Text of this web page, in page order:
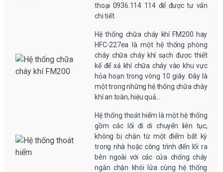
thoại 0936.114 114 để được tư vấn
chi tiết.
Hệ thống chữa cháy khí FM200 hay
HFC-227ea là một hệ thống phòng
cháy chữa cháy khí sạch được thiết
kế để xả khí chữa cháy vào khu vực
hỏa hoạn trong vòng 10 giây. Đây là
một trong những hệ thống chữa cháy
khí an toàn, hiệu quả...
Hệ thống thoát hiểm là một hệ thống
gồm các lối đi di chuyển liên tục,
không bị chặn từ một điểm bất kỳ
trong nhà hoặc công trình đến lối ra
bên ngoài với các cửa chống cháy
ngăn chặn khói lửa cùng hệ thống